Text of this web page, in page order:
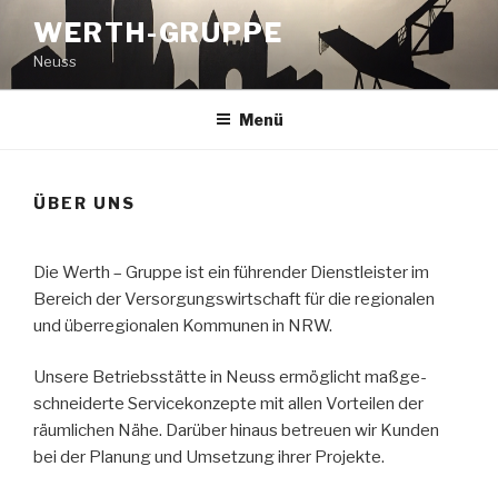
Inhalt
springen
WERTH-GRUPPE
Neuss
Menü
ÜBER UNS
Die Werth – Gruppe ist ein führender Dienst­leister im
Bereich der Versorgungs­wirtschaft für die regionalen
und überregionalen Kommunen in NRW.
Unsere Betriebsstätte in Neuss ermöglicht maß­ge­
schneiderte Servicekonzepte mit allen Vorteilen der
räumlichen Nähe. Darüber hinaus betreuen wir Kunden
bei der Planung und Umsetzung ihrer Projekte.